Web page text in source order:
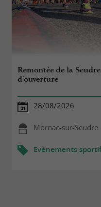
Remontée de la
d'ouverture
28/08/2026
Mornac-sur-Seudre
Evènements